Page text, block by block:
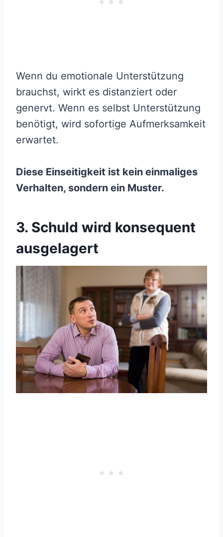
Wenn du emotionale Unterstützung
brauchst, wirkt es distanziert oder
genervt. Wenn es selbst Unterstützung
benötigt, wird sofortige Aufmerksamkeit
erwartet.
Diese Einseitigkeit ist kein einmaliges
Verhalten, sondern ein Muster.
3. Schuld wird konsequent
ausgelagert